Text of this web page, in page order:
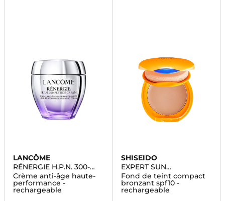
LANCÔME
RÉNERGIE H.P.N. 300-
PEPTIDE
Crème anti-âge haute-
performance -
rechargeable
SHISEIDO
EXPERT SUN
PROTECTOR
Fond de teint compact
bronzant spf10 -
rechargeable